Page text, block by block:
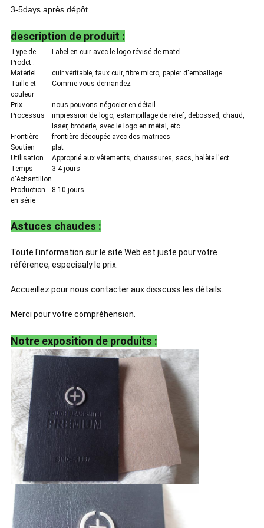
3-5days après dépôt
description de produit :
Type de
Prodct :
Label en cuir avec le logo révisé de matel
Matériel
cuir véritable, faux cuir, fibre micro, papier d'emballage
Taille et
couleur
Comme vous demandez
Prix
nous pouvons négocier en détail
Processus
impression de logo, estampillage de relief, debossed, chaud,
laser, broderie, avec le logo en métal, etc.
Frontière
frontière découpée avec des matrices
Soutien
plat
Utilisation
Approprié aux vêtements, chaussures, sacs, halète l'ect
Temps
d'échantillon
3-4 jours
Production
en série
8-10 jours
Astuces chaudes :
Toute l'information sur le site Web est juste pour votre
référence, especiaaly le prix.
Accueillez pour nous contacter aux disscuss les détails.
Merci pour votre compréhension.
Notre exposition de produits :